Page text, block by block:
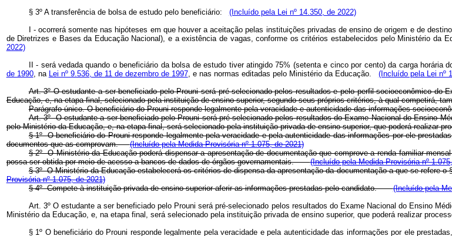
§ 3º A transferência de bolsa de estudo pelo beneficiário:
(Incluído pela Lei nº 14.350, de 2022)
I - ocorrerá somente nas hipóteses em que houver a aceitação pelas instituições privadas de ensino de origem e de
de Diretrizes e Bases da Educação Nacional), e a existência de vagas, conforme os critérios estabelecidos pelo Ministério da
2022)
II - será vedada quando o beneficiário da bolsa de estudo tiver atingido 75% (setenta e cinco por cento) da carga
de 1990, na Lei nº 9.536, de 11 de dezembro de 1997, e nas normas editadas pelo Ministério da Educação.
(Incluído pela Lei nº
Art. 3º O estudante a ser beneficiado pelo Prouni será pré-selecionado pelos resultados e pelo perfil socioeconômico
Educação, e, na etapa final, selecionado pela instituição de ensino superior, segundo seus próprios critérios, à qual competirá,
Parágrafo único. O beneficiário do Prouni responde legalmente pela veracidade e autenticidade das informações
Art. 3º O estudante a ser beneficiado pelo Prouni será pré-selecionado pelos resultados do Exame Nacional do Ensino
pelo Ministério da Educação, e, na etapa final, será selecionado pela instituição privada de ensino superior, que poderá
§ 1º O beneficiário do Prouni responde legalmente pela veracidade e pela autenticidade das informações por ele
documentos que as comprovam.(Incluído pela Medida Provisória nº 1.075, de 2021)
§ 2º O Ministério da Educação poderá dispensar a apresentação de documentação que comprove a renda familiar
possa ser obtida por meio de acesso a bancos de dados de órgãos governamentais.(Incluído pela Medida Provisória nº
§ 3º O Ministério da Educação estabelecerá os critérios de dispensa da apresentação da documentação a que se refere o
Provisória nº 1.075, de 2021)
§ 4º Compete à instituição privada de ensino superior aferir as informações prestadas pelo candidato.(Incluído pela
Art. 3º O estudante a ser beneficiado pelo Prouni será pré-selecionado pelos resultados do Exame Nacional do Ensino
Ministério da Educação, e, na etapa final, será selecionado pela instituição privada de ensino superior, que poderá realizar
§ 1º O beneficiário do Prouni responde legalmente pela veracidade e pela autenticidade das informações por ele